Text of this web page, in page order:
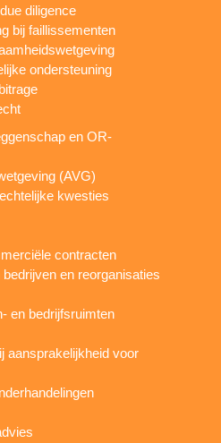
diligence
bij faillissementen
ondersteuning
en OR-
(AVG)
kwesties
contracten
en reorganisaties
en bedrijfsruimten
aansprakelijkheid voor